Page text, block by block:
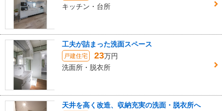
キッチン・台所
工夫が詰まった洗面スペース
戸建住宅 23万円
洗面所・脱衣所
天井を高く改造、収納充実の洗面・脱衣所へ